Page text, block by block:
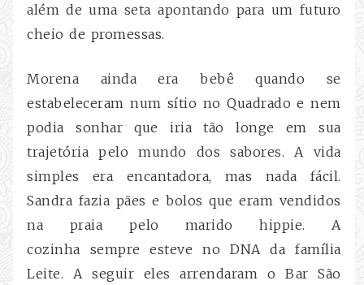
além de uma seta apontando para um futuro
cheio de promessas.
Morena ainda era bebê quando se
estabeleceram num sítio no Quadrado e nem
podia sonhar que iria tão longe em sua
trajetória pelo mundo dos sabores. A vida
simples era encantadora, mas nada fácil.
Sandra fazia pães e bolos que eram vendidos
na praia pelo marido hippie. A
cozinha sempre esteve no DNA da família
Leite. A seguir eles arrendaram o Bar São